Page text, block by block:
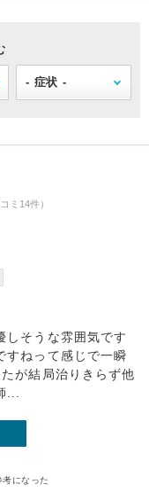
ミ14件）
しそうな雰囲気です
すねって感じで一瞬
が結局治りきらず他
...
考になった